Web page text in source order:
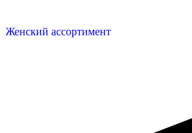
Женский ассортимент